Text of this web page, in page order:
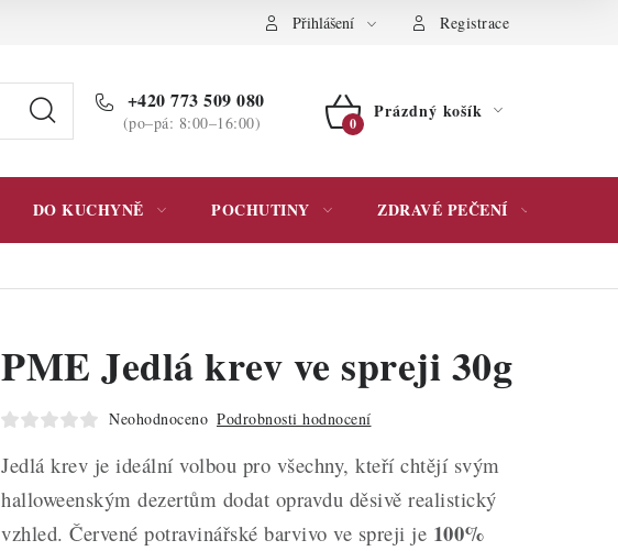
Podmínky ochrany osobních údajů Přihlášení Registrace
+420 773 509 080
(po–pá: 8:00–16:00)
NÁKUPNÍ
Prázdný košík
DO KUCHYNĚ POCHUTINY ZDRAVÉ PEČENÍ
PME Jedlá krev ve spreji 30g
Neohodnoceno Podrobnosti hodnocení
Jedlá krev je ideální volbou pro všechny, kteří chtějí svým
halloweenským dezertům dodat opravdu děsivě realistický
vzhled. Červené potravinářské barvivo ve spreji je 100%